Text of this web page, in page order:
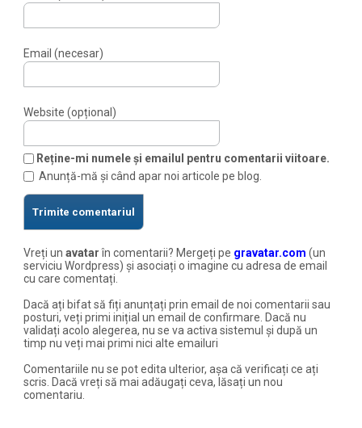
Email (necesar)
Website (opțional)
Reține-mi numele și emailul pentru comentarii viitoare.
Anunță-mă și când apar noi articole pe blog.
Vreți unavatarîn comentarii? Mergeți pe gravatar.com (un
serviciu Wordpress) și asociați o imagine cu adresa de email
cu care comentați.
Dacă ați bifat să fiți anunțați prin email de noi comentarii sau
posturi, veți primi inițial un email de confirmare. Dacă nu
validați acolo alegerea, nu se va activa sistemul și după un
timp nu veți mai primi nici alte emailuri
Comentariile nu se pot edita ulterior, așa că verificați ce ați
scris. Dacă vreți să mai adăugați ceva, lăsați un nou
comentariu.